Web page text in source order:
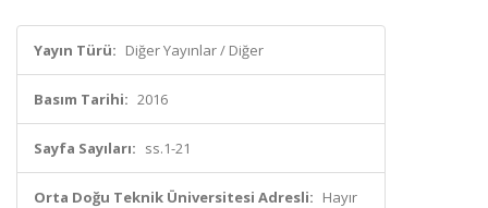
Yayın Türü: Diğer Yayınlar / Diğer
Basım Tarihi: 2016
Sayfa Sayıları: ss.1-21
Orta Doğu Teknik Üniversitesi Adresli: Hayır